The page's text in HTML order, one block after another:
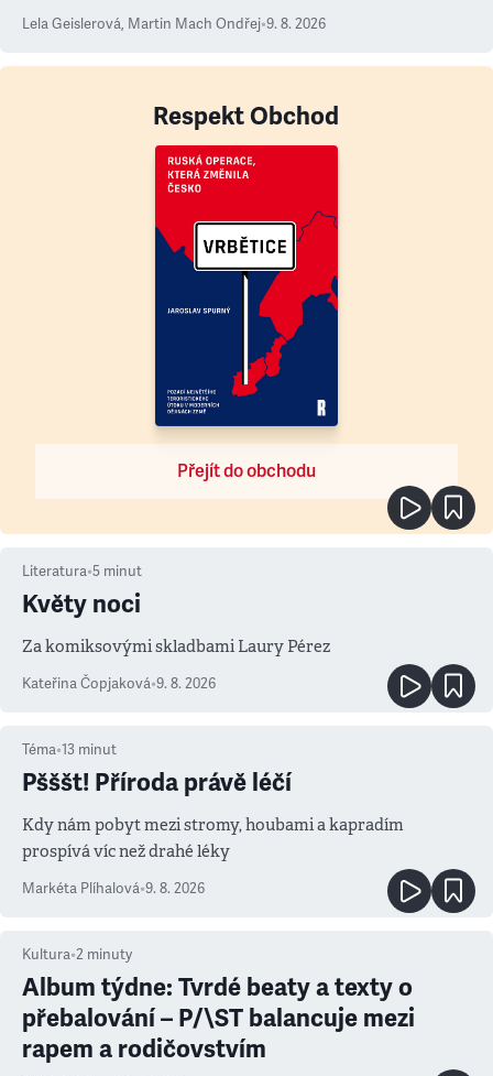
Lela Geislerová, Martin Mach Ondřej•9. 8. 2026
Respekt Obchod
Přejít do obchodu
Literatura•5 minut
Květy noci
Za komiksovými skladbami Laury Pérez
Kateřina Čopjaková•9. 8. 2026
Téma•13 minut
Pšššt! Příroda právě léčí
Kdy nám pobyt mezi stromy, houbami a kapradím
prospívá víc než drahé léky
Markéta Plíhalová•9. 8. 2026
Kultura•2 minuty
Album týdne: Tvrdé beaty a texty o
přebalování – P/\ST balancuje mezi
rapem a rodičovstvím